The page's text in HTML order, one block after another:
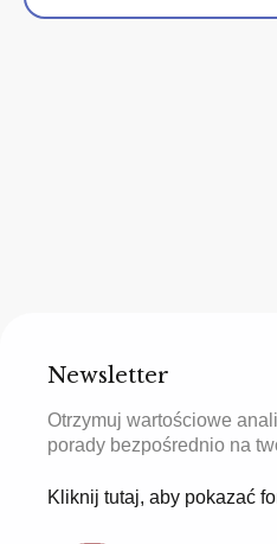
Newsletter
Otrzymuj wartościowe
porady bezpośrednio na
Kliknij tutaj, aby pokazać